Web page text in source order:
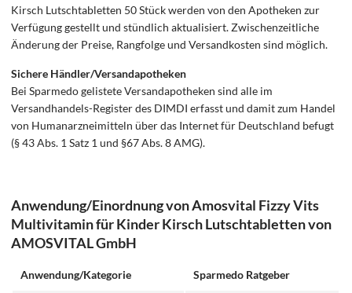
Kirsch Lutschtabletten 50 Stück werden von den Apotheken zur
Verfügung gestellt und stündlich aktualisiert. Zwischenzeitliche
Änderung der Preise, Rangfolge und Versandkosten sind möglich.
Sichere Händler/Versandapotheken
Bei Sparmedo gelistete Versandapotheken sind alle im
Versandhandels-Register des DIMDI erfasst und damit zum Handel
von Humanarzneimitteln über das Internet für Deutschland befugt
(§ 43 Abs. 1 Satz 1 und §67 Abs. 8 AMG).
Anwendung/Einordnung von Amosvital Fizzy Vits
Multivitamin für Kinder Kirsch Lutschtabletten von
AMOSVITAL GmbH
Anwendung/Kategorie Sparmedo Ratgeber